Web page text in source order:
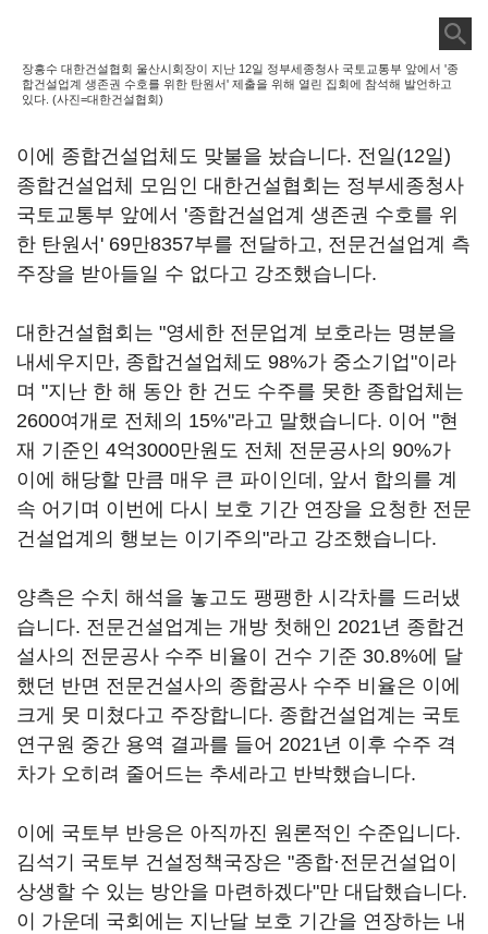
장흥수 대한건설협회 울산시회장이 지난 12일 정부세종청사 국토교통부 앞에서 '종
합건설업계 생존권 수호를 위한 탄원서' 제출을 위해 열린 집회에 참석해 발언하고
있다. (사진=대한건설협회)
이에 종합건설업체도 맞불을 놨습니다. 전일(12일)
종합건설업체 모임인 대한건설협회는 정부세종청사
국토교통부 앞에서 '종합건설업계 생존권 수호를 위
한 탄원서' 69만8357부를 전달하고, 전문건설업계 측
주장을 받아들일 수 없다고 강조했습니다.
대한건설협회는 "영세한 전문업계 보호라는 명분을
내세우지만, 종합건설업체도 98%가 중소기업"이라
며 "지난 한 해 동안 한 건도 수주를 못한 종합업체는
2600여개로 전체의 15%"라고 말했습니다. 이어 "현
재 기준인 4억3000만원도 전체 전문공사의 90%가
이에 해당할 만큼 매우 큰 파이인데, 앞서 합의를 계
속 어기며 이번에 다시 보호 기간 연장을 요청한 전문
건설업계의 행보는 이기주의"라고 강조했습니다.
양측은 수치 해석을 놓고도 팽팽한 시각차를 드러냈
습니다. 전문건설업계는 개방 첫해인 2021년 종합건
설사의 전문공사 수주 비율이 건수 기준 30.8%에 달
했던 반면 전문건설사의 종합공사 수주 비율은 이에
크게 못 미쳤다고 주장합니다. 종합건설업계는 국토
연구원 중간 용역 결과를 들어 2021년 이후 수주 격
차가 오히려 줄어드는 추세라고 반박했습니다.
이에 국토부 반응은 아직까진 원론적인 수준입니다.
김석기 국토부 건설정책국장은 "종합·전문건설업이
상생할 수 있는 방안을 마련하겠다"만 대답했습니다.
이 가운데 국회에는 지난달 보호 기간을 연장하는 내